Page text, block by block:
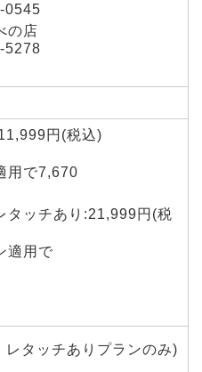
0545
の店
5278
円(税込)
用で7,670
タッチあり:21,999円(税
適用で
レタッチありプランのみ)